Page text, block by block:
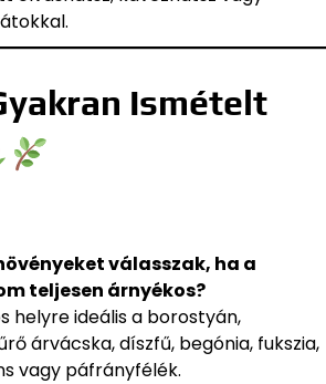
Ismételt
válasszak, ha a
teljesen árnyékos?
helyre ideális a borostyán,
árvácska, díszfű, begónia, fukszia,
vagy páfrányfélék.